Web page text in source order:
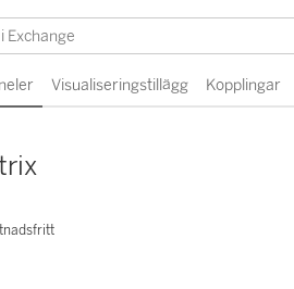
Visualiseringstillägg Kopplingar